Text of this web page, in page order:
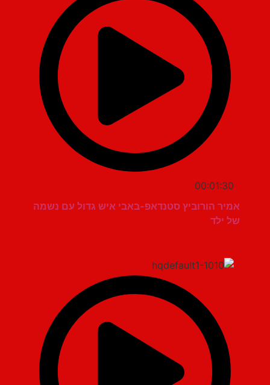
00:01:30
אמיר הורוביץ סטנדאפ-באבי איש גדול עם נשמה